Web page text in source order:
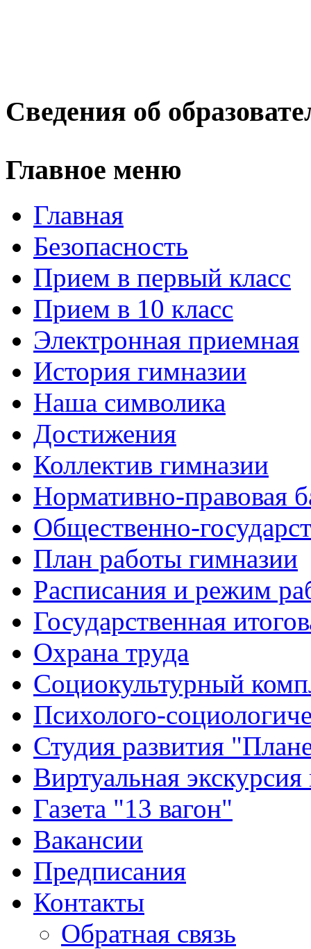
Сведения об
Главное меню
Главная
Безопасность
Прием в первый класс
Прием в 10 класс
Электронная приемная
История гимназии
Наша символика
Достижения
Коллектив гимназии
Нормативно-правовая
Общественно-
План работы гимназии
Расписания и режим
Государственная
Охрана труда
Социокультурный
Психолого-
Студия развития
Виртуальная
Газета "13 вагон"
Вакансии
Предписания
Контакты
Обратная связь